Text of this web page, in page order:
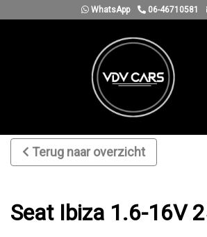
WhatsApp 06-46710581
Terug naar overzicht
Seat Ibiza 1.6-16V